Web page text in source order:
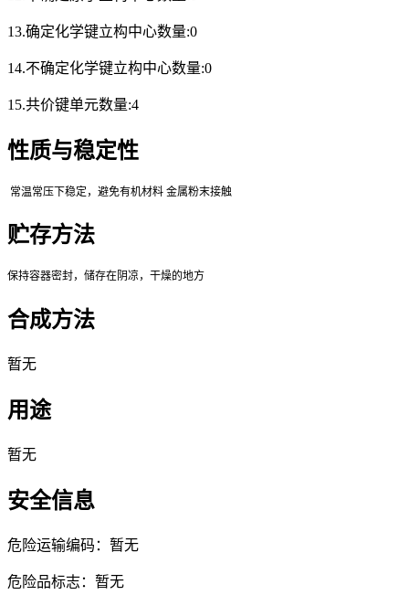
13.确定化学键立构中心数量:0
14.不确定化学键立构中心数量:0
15.共价键单元数量:4
性质与稳定性
常温常压下稳定，避免有机材料 金属粉末接触
贮存方法
保持容器密封，储存在阴凉，干燥的地方
合成方法
暂无
用途
暂无
安全信息
危险运输编码：暂无
危险品标志：暂无